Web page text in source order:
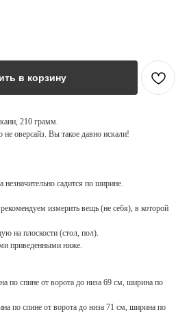
в корзину
210 грамм.
оверсайз. Вы такое давно искали!
садится по ширине.
измерить вещь (не себя), в которой
на плоскости (стол, пол).
приведенными ниже.
по спине от ворота до низа 69 см, ширина по
по спине от ворота до низа 71 см, ширина по